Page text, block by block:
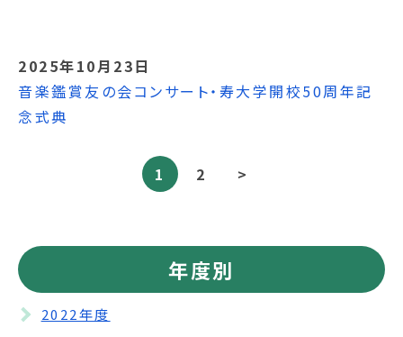
2025年10月23日
音楽鑑賞友の会コンサート・寿大学開校50周年記
念式典
1 2 >
年度別
2022年度